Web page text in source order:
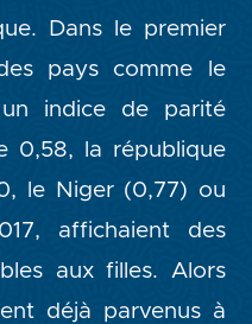
Dans le premier
pays comme le
indice de parité
0,58, la république
le Niger (0,77) ou
affichaient des
aux filles. Alors
déjà parvenus à